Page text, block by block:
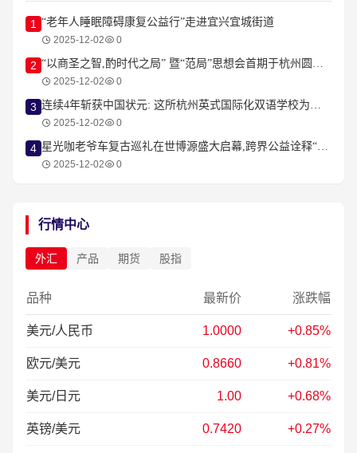
1 “老年人睡眠障碍康复公益行”走进宜兴宜城街道
2025-12-02 0
2
2025-12-02 0
3
2025-12-02 0
4
2025-12-02 0
行情中心
外汇 产品 期货 股指
品种 最新价 涨跌幅
美元/人民币 1.0000 +0.85%
欧元/美元 0.8660 +0.81%
美元/日元 1.00 +0.68%
英镑/美元 0.7420 +0.27%